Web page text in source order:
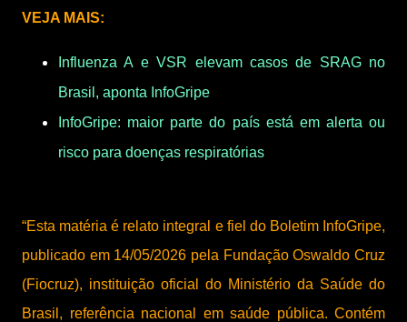
VEJA MAIS:
Influenza A e VSR elevam casos de SRAG no
Brasil, aponta InfoGripe
InfoGripe: maior parte do país está em alerta ou
risco para doenças respiratórias
“Esta matéria é relato integral e fiel do Boletim InfoGripe,
publicado em 14/05/2026 pela Fundação Oswaldo Cruz
(Fiocruz), instituição oficial do Ministério da Saúde do
Brasil, referência nacional em saúde pública. Contém